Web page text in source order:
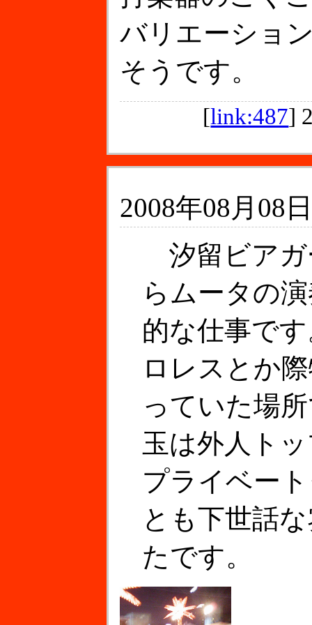
バリエーショ
そうです。
[link:487]
2008年08月08
汐留ビアガ
らムータの
的な仕事で
ロレスとか
っていた場
玉は外人ト
プライベー
とも下世話
たです。